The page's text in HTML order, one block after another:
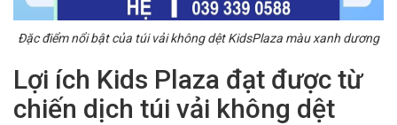
Đặc điểm nổi bật của túi vải không dệt KidsPlaza màu xanh dương
Lợi ích Kids Plaza đạt được từ
chiến dịch túi vải không dệt